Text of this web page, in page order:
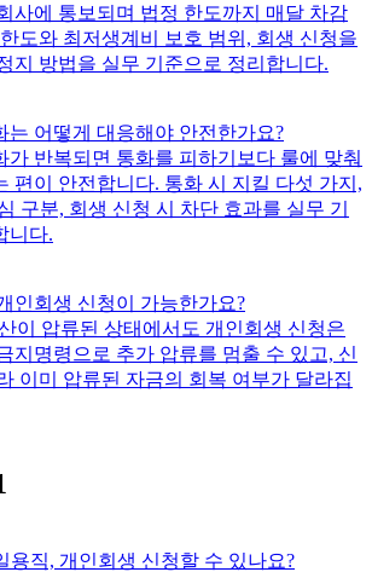
사에 통보되며 법정 한도까지 매달 차감
도와 최저생계비 보호 범위, 회생 신청을
지 방법을 실무 기준으로 정리합니다.
는 어떻게 대응해야 안전한가요?
가 반복되면 통화를 피하기보다 룰에 맞춰
편이 안전합니다. 통화 시 지킬 다섯 가지,
구분, 회생 신청 시 차단 효과를 실무 기
니다.
인회생 신청이 가능한가요?
이 압류된 상태에서도 개인회생 신청은
지명령으로 추가 압류를 멈출 수 있고, 신
이미 압류된 자금의 회복 여부가 달라집
용직, 개인회생 신청할 수 있나요?